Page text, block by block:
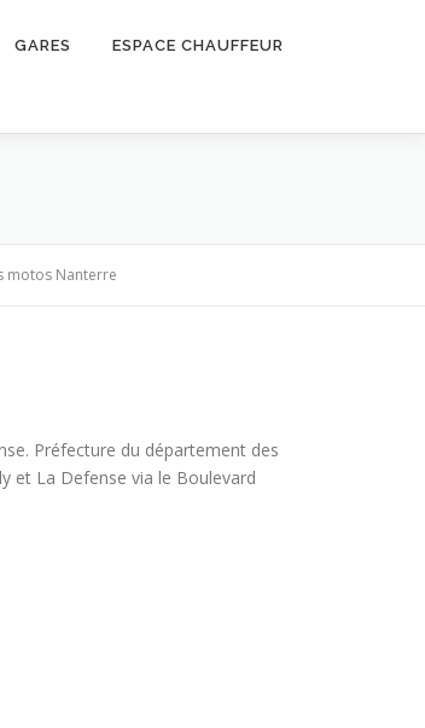
GARES ESPACE CHAUFFEUR
motos Nanterre
Préfecture du département des
et La Defense via le Boulevard